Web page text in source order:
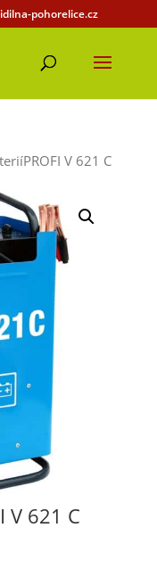
pohorelice.cz
V 621 C
V 621 C